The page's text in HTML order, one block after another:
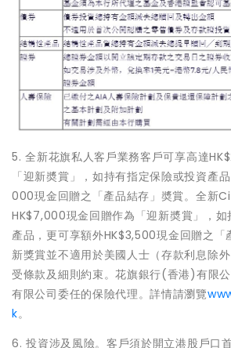
5. 全新花旗私人客戶業務客戶可享高達
「迎新奬賞」，如持有指定保險或投資產
000現金回贈之「產品結存」奬賞。全新
HK$7,000現金回贈作為「迎新奬賞」，如
產品，更可享額外HK$3,500現金回贈之「
新獎賞並不適用於美國人士（存款利息除外
受條款及細則約束。花旗銀行(香港)有限
有限公司委任的保險代理。詳情請瀏覽
k。
6. 投資涉及風險。客戶須於開立港股戶口